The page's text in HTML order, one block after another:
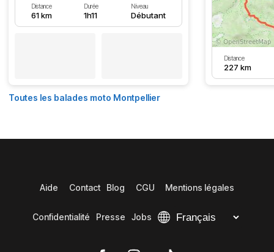
Distance
61 km
Durée
1h11
Niveau
Débutant
Distance
227 km
Toutes les balades moto Montpellier
Aide Contact Blog CGU Mentions légales
Confidentialité Presse Jobs